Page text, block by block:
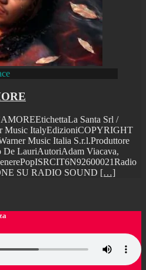
Santa Srl /
Music ItalyEdizioniCOPYRIGHT
Music Italia S.r.l.Produttore
LauriAutoriAdam Viacava,
SU RADIO SOUND […]